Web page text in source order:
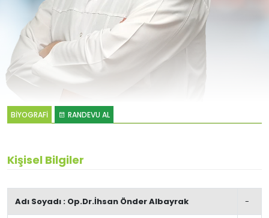
BİYOGRAFİ RANDEVU AL
Kişisel Bilgiler
Adı Soyadı : Op.Dr.İhsan Önder Albayrak -